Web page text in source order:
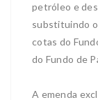
petróleo e
substituindo
cotas do
do Fundo de
A emenda